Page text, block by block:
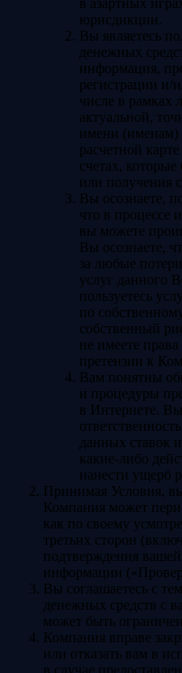
в азартных
юрисдикции.
Вы являетесь
денежных
информация,
регистрации и/
числе в рамках
актуальной,
имени (именам)
расчетной
счетах, которые
или получения
Вы осознаете,
что в процессе
вы можете
Вы осознаете,
за любые
услуг данного
пользуетесь
по
собственный
не имеете
претензии к
Вам понятны
и процедуры
в Интернете.
данных ставок
какие-либо
нанести ущерб
Принимая Условия,
Компания может
как по своему
третьих сторон
подтверждения
информации
Вы соглашаетесь с
денежных средств с
может быть
Компания вправе
или отказать вам в
в случае